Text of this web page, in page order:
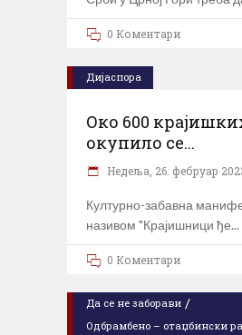
0 Коментари
Дијаспора
Око 600
окупило се...
Недеља, 26. фебруар
Културно-забавна
називом "Крајишници ђе
0 Коментари
Да се не заборави /
Одбрамбено – отаџбински